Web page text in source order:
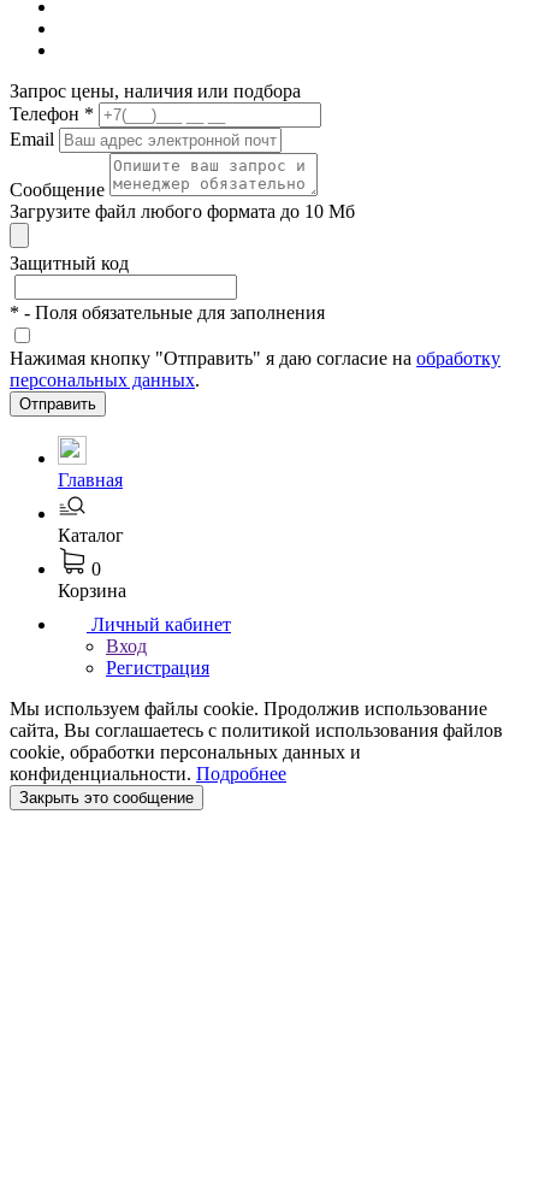
Запрос цены, наличия или подбора
Телефон *
Email
Сообщение
Загрузите файл любого формата до 10 Мб
Защитный код
* - Поля обязательные для заполнения
Нажимая кнопку "Отправить" я даю согласие на обработку
персональных данных.
Отправить
Главная
Каталог
0
Корзина
Личный кабинет
Вход
Регистрация
Мы используем файлы cookie. Продолжив использование
сайта, Вы соглашаетесь с политикой использования файлов
cookie, обработки персональных данных и
конфиденциальности. Подробнее
Закрыть это сообщение